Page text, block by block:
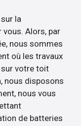
la
Alors, par
nous sommes
où les travaux
sur votre toit
nous disposons
nous vous
de batteries